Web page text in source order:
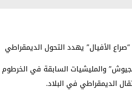
الأفيال” يهدد التحول الديمقراطي
والمليشيات السابقة في
الديمقراطي في البلاد.